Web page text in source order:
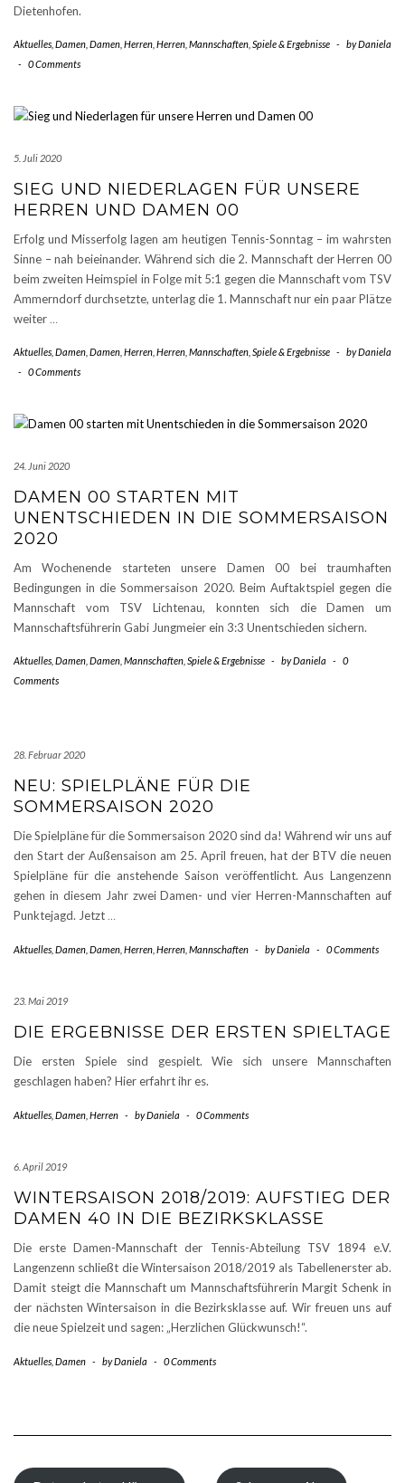
Dietenhofen.
Aktuelles Damen Damen Herren Herren Mannschaften Spiele & Ergebnisse - byDaniela
-
0 Comments
5. Juli 2020
SIEG UND NIEDERLAGEN FÜR UNSERE
HERREN UND DAMEN 00
Erfolg und Misserfolg lagen am heutigen Tennis-Sonntag – im wahrsten
Sinne – nah beieinander. Während sich die 2. Mannschaft der Herren 00
beim zweiten Heimspiel in Folge mit 5:1 gegen die Mannschaft vom TSV
Ammerndorf durchsetzte, unterlag die 1. Mannschaft nur ein paar Plätze
weiter…
Aktuelles Damen Damen Herren Herren Mannschaften Spiele & Ergebnisse - byDaniela
-
0 Comments
24. Juni 2020
DAMEN 00 STARTEN MIT
UNENTSCHIEDEN IN DIE SOMMERSAISON
2020
Am Wochenende starteten unsere Damen 00 bei traumhaften
Bedingungen in die Sommersaison 2020. Beim Auftaktspiel gegen die
Mannschaft vom TSV Lichtenau, konnten sich die Damen um
Mannschaftsführerin Gabi Jungmeier ein 3:3 Unentschieden sichern.
Aktuelles Damen Damen Mannschaften Spiele & Ergebnisse - byDaniela -
0
Comments
28. Februar 2020
NEU: SPIELPLÄNE FÜR DIE
SOMMERSAISON 2020
Die Spielpläne für die Sommersaison 2020 sind da! Während wir uns auf
den Start der Außensaison am 25. April freuen, hat der BTV die neuen
Spielpläne für die anstehende Saison veröffentlicht. Aus Langenzenn
gehen in diesem Jahr zwei Damen- und vier Herren-Mannschaften auf
Punktejagd. Jetzt…
Aktuelles Damen Damen Herren Herren Mannschaften - byDaniela - 0 Comments
23. Mai 2019
DIE ERGEBNISSE DER ERSTEN SPIELTAGE
Die ersten Spiele sind gespielt. Wie sich unsere Mannschaften
geschlagen haben? Hier erfahrt ihr es.
Aktuelles Damen Herren - byDaniela - 0 Comments
6. April 2019
WINTERSAISON 2018/2019: AUFSTIEG DER
DAMEN 40 IN DIE BEZIRKSKLASSE
Die erste Damen-Mannschaft der Tennis-Abteilung TSV 1894 e.V.
Langenzenn schließt die Wintersaison 2018/2019 als Tabellenerster ab.
Damit steigt die Mannschaft um Mannschaftsführerin Margit Schenk in
der nächsten Wintersaison in die Bezirksklasse auf. Wir freuen uns auf
die neue Spielzeit und sagen: „Herzlichen Glückwunsch!“.
Aktuelles Damen - byDaniela - 0 Comments